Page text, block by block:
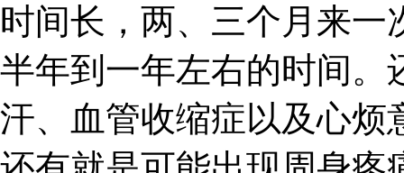
时间长，两、三个月来
半年到一年左右的时间。
汗、血管收缩症以及心烦